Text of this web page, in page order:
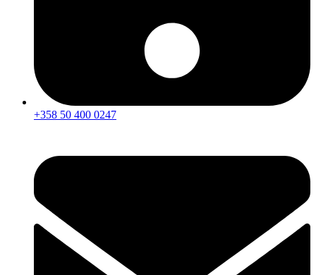
+358 50 400 0247